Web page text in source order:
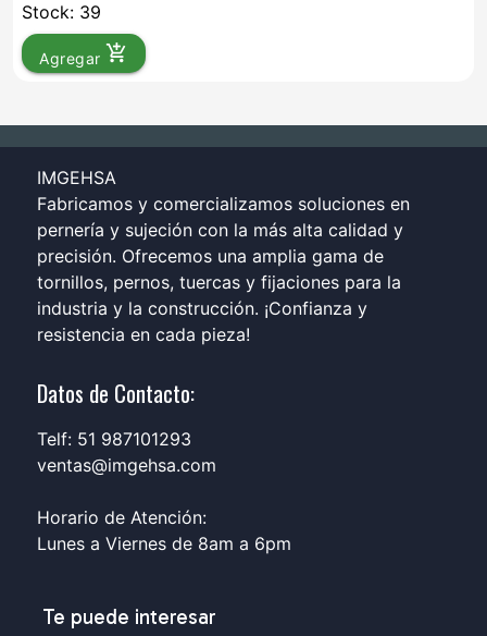
Stock: 39
Agregar add_shopping_cart
IMGEHSA
Fabricamos y comercializamos soluciones en
pernería y sujeción con la más alta calidad y
precisión. Ofrecemos una amplia gama de
tornillos, pernos, tuercas y fijaciones para la
industria y la construcción. ¡Confianza y
resistencia en cada pieza!
Datos de Contacto:
Telf: 51 987101293
ventas@imgehsa.com
Horario de Atención:
Lunes a Viernes de 8am a 6pm
Te puede interesar